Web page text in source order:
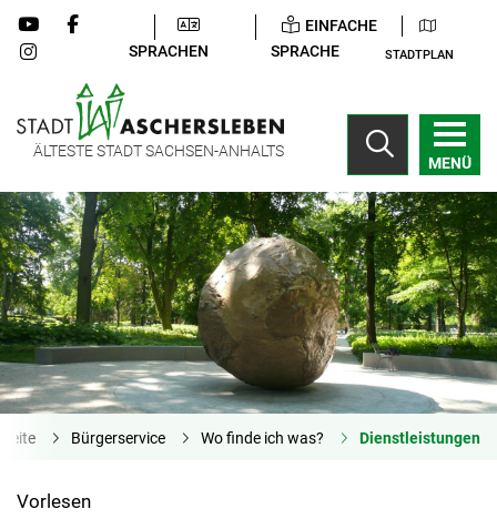
SPRACHEN
EINFACHE
SPRACHE
STADTPLAN
ÄLTESTE STADT SACHSEN-ANHALTS
MENÜ
Bürgerservice Wo finde ich was? Dienstleistungen
Vorlesen